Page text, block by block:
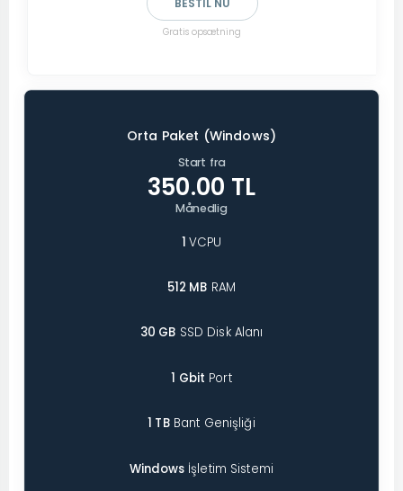
BESTIL NU
Gratis opsætning
Orta Paket (Windows)
Start fra
350.00 TL
Månedlig
1VCPU
512 MB RAM
30 GB SSD Disk Alanı
1 Gbit Port
1 TBBant Genişliği
Windows İşletim Sistemi